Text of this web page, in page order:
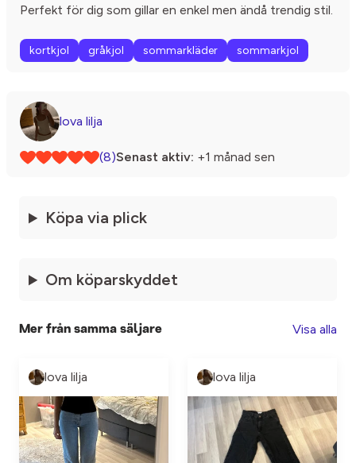
Perfekt för dig som gillar en enkel men ändå trendig stil.
kortkjol gråkjol sommarkläder sommarkjol
lova lilja
(8)Senast aktiv: +1 månad sen
Köpa via plick
Om köparskyddet
Mer från samma säljare Visa alla
lova lilja lova lilja